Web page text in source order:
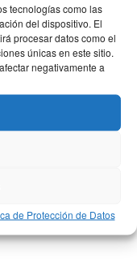
tecnologías como las
del dispositivo. El
procesar datos como el
únicas en este sitio.
negativamente a
de Protección de Datos